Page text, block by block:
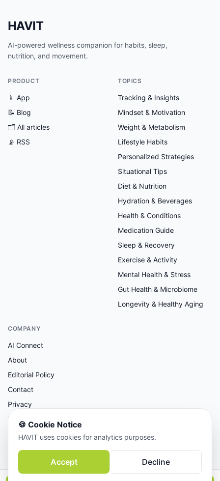
HAVIT
AI-powered wellness companion for habits, sleep,
nutrition, and movement.
PRODUCT
📱 App
📝 Blog
🗂 All articles
📡 RSS
TOPICS
Tracking & Insights
Mindset & Motivation
Weight & Metabolism
Lifestyle Habits
Personalized Strategies
Situational Tips
Diet & Nutrition
Hydration & Beverages
Health & Conditions
Medication Guide
Sleep & Recovery
Exercise & Activity
Mental Health & Stress
Gut Health & Microbiome
Longevity & Healthy Aging
COMPANY
AI Connect
About
Editorial Policy
Contact
Privacy
Terms
AI-assisted research, human-reviewed editorial.
🍪 Cookie Notice
HAVIT uses cookies for analytics purposes.
Accept Decline